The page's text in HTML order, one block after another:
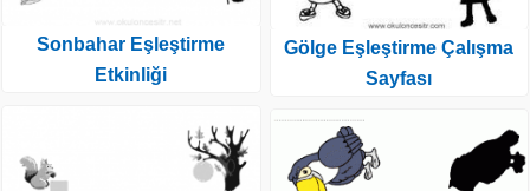
Sonbahar Eşleştirme
Etkinliği
Gölge Eşleştirme Çalışma
Sayfası